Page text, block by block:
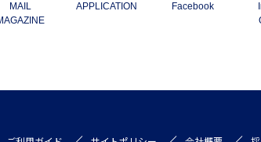
MAIL
APPLICATION Facebook